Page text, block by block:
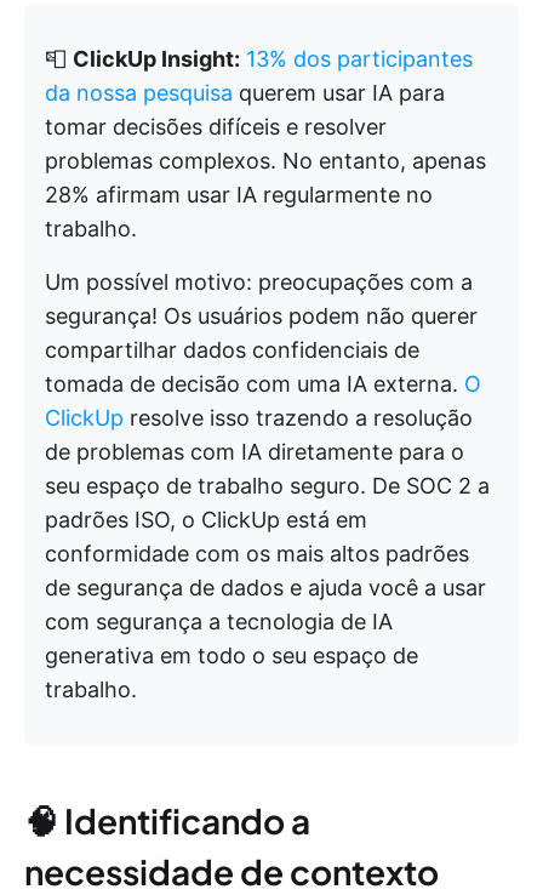
📮 ClickUp Insight: 13% dos participantes
da nossa pesquisa querem usar IA para
tomar decisões difíceis e resolver
problemas complexos. No entanto, apenas
28% afirmam usar IA regularmente no
trabalho.
Um possível motivo: preocupações com a
segurança! Os usuários podem não querer
compartilhar dados confidenciais de
tomada de decisão com uma IA externa. O
ClickUp resolve isso trazendo a resolução
de problemas com IA diretamente para o
seu espaço de trabalho seguro. De SOC 2 a
padrões ISO, o ClickUp está em
conformidade com os mais altos padrões
de segurança de dados e ajuda você a usar
com segurança a tecnologia de IA
generativa em todo o seu espaço de
trabalho.
🧠 Identificando a
necessidade de contexto